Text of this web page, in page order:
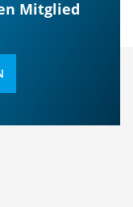
Mitglied